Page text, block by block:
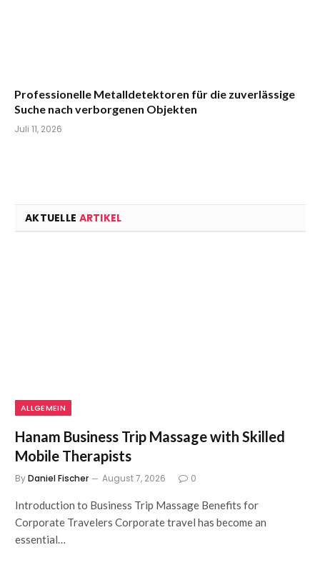
Professionelle Metalldetektoren für die zuverlässige
Suche nach verborgenen Objekten
Juli 11, 2026
AKTUELLE ARTIKEL
ALLGEMEIN
Hanam Business Trip Massage with Skilled
Mobile Therapists
ByDaniel Fischer August 7, 2026 0
Introduction to Business Trip Massage Benefits for
Corporate Travelers Corporate travel has become an
essential…